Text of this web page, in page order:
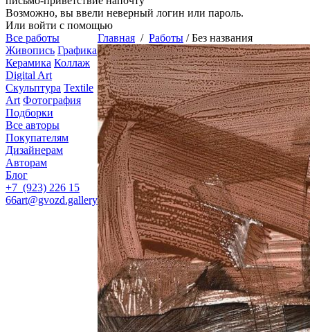
Возможно, вы ввели неверный логин или пароль.
Или войти с помощью
Все работы
Живопись Графика
Керамика Коллаж
Digital Art
Скульптура Textile
Art Фотография
Подборки
Все авторы
Покупателям
Дизайнерам
Авторам
Блог
+7 (923) 226 15
66art@gvozd.gallery
Главная / Работы / Без названия